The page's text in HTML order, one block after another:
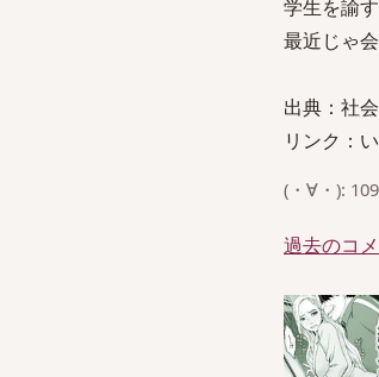
学生を諭
最近じゃ
出典：社
リンク：
(・∀・):
過去のコ